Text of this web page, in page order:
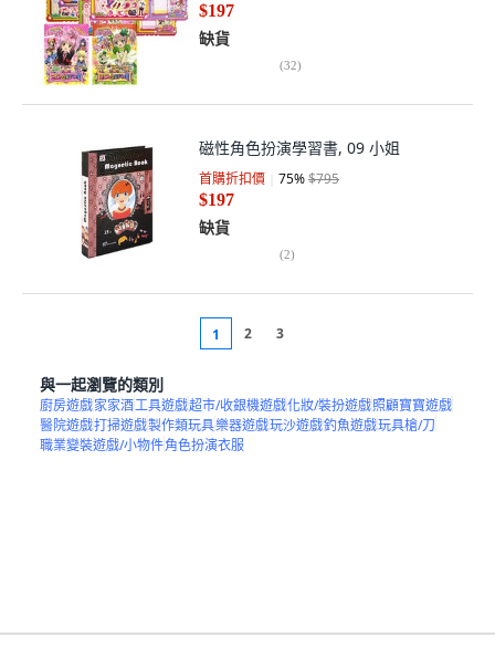
$197
缺貨
(32)
磁性角色扮演學習書, 09 小姐
首購折扣價 75%$795
$197
缺貨
(2)
1 2 3
與一起瀏覽的類別
廚房遊戲家家酒工具遊戲超市/收銀機遊戲化妝/裝扮遊戲照顧寶寶遊戲
醫院遊戲打掃遊戲製作類玩具樂器遊戲玩沙遊戲釣魚遊戲玩具槍/刀
職業變裝遊戲/小物件角色扮演衣服